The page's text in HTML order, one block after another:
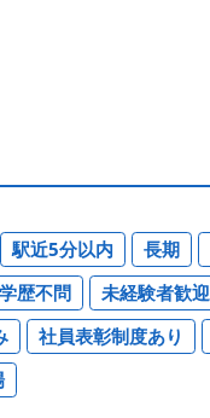
駅近5分以内 長期
学歴不問
未経験者歓迎
社員表彰制度あり